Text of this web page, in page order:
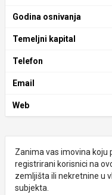
Godina osnivanja
Temeljni kapital
Telefon
Email
Web
Zanima vas imovina koju
registrirani korisnici na
zemljišta ili nekretnine u
subjekta.